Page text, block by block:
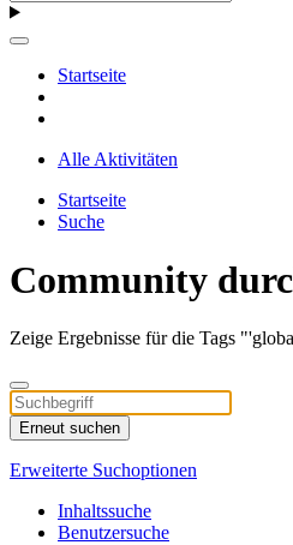
Startseite
Alle Aktivitäten
Startseite
Suche
Community
Zeige Ergebnisse für die Tags
Erneut suchen
Erweiterte Suchoptionen
Inhaltssuche
Benutzersuche